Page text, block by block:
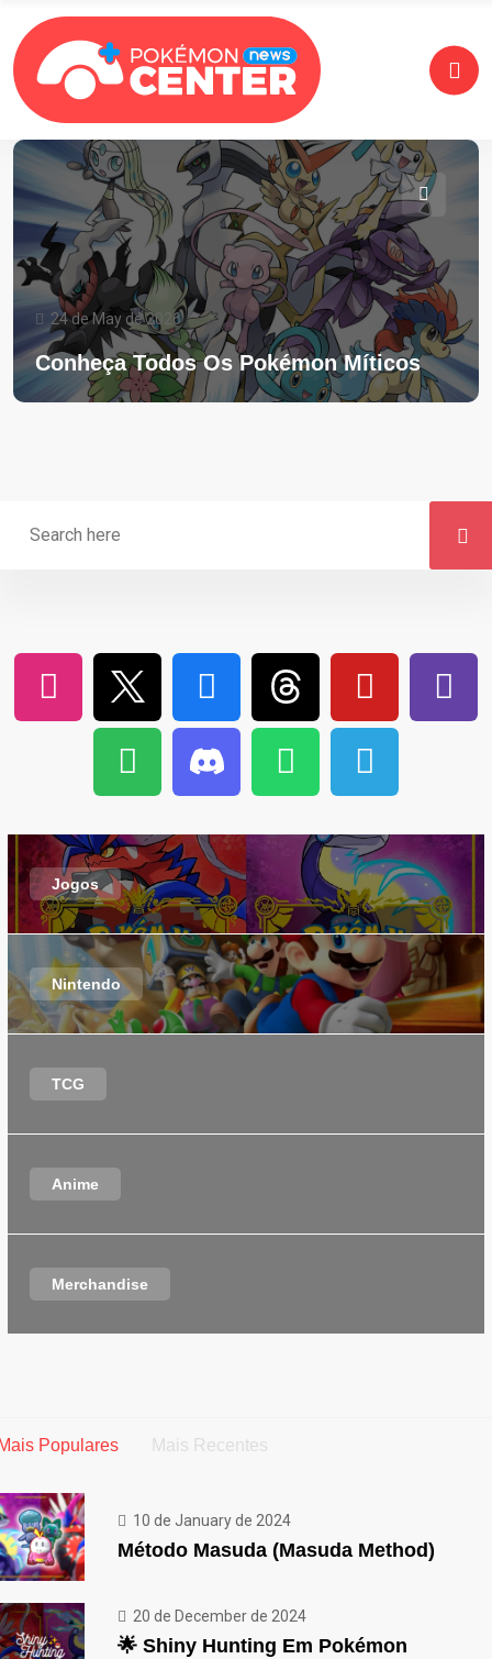
24 de May de 2026
Conheça Todos Os Pokémon Míticos
Jogos
Nintendo
TCG
Anime
Merchandise
Populares Mais Recentes
10 de January de 2024
Método Masuda (Masuda Method)
20 de December de 2024
🌟 Shiny Hunting Em Pokémon